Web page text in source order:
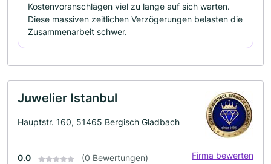
Kostenvoranschlägen viel zu lange auf sich warten. ​
Diese massiven zeitlichen Verzögerungen belasten die
Zusammenarbeit schwer.
Juwelier Istanbul
Hauptstr. 160, 51465 Bergisch Gladbach
0.0 (0 Bewertungen) Firma bewerten